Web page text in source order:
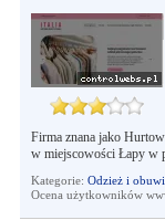
Firma znana jako
w miejscowości Łapy w
Kategorie: Odzież i
Ocena użytkowników